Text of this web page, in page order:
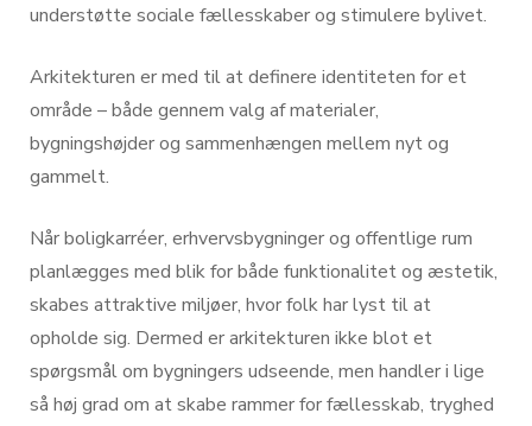
understøtte sociale fællesskaber og stimulere bylivet.
Arkitekturen er med til at definere identiteten for et
område – både gennem valg af materialer,
bygningshøjder og sammenhængen mellem nyt og
gammelt.
Når boligkarréer, erhvervsbygninger og offentlige rum
planlægges med blik for både funktionalitet og æstetik,
skabes attraktive miljøer, hvor folk har lyst til at
opholde sig. Dermed er arkitekturen ikke blot et
spørgsmål om bygningers udseende, men handler i lige
så høj grad om at skabe rammer for fællesskab, tryghed